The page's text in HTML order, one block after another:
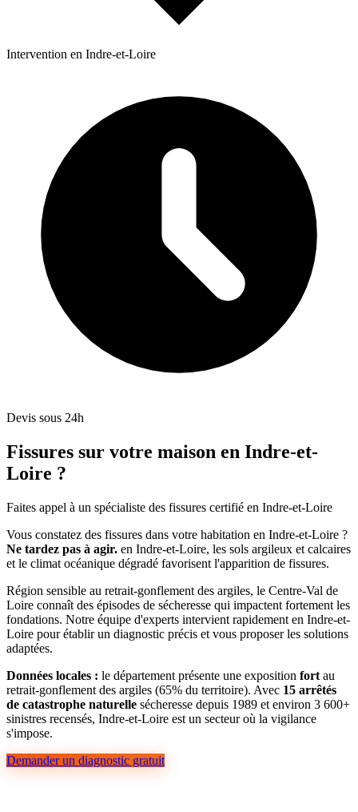
Intervention en Indre-et-Loire
Devis sous 24h
Fissures sur votre maison en Indre-et-
Loire ?
Faites appel à un spécialiste des fissures certifié en Indre-et-Loire
Vous constatez des fissures dans votre habitation en Indre-et-Loire ?
Ne tardez pas à agir. en Indre-et-Loire, les sols argileux et calcaires
et le climat océanique dégradé favorisent l'apparition de fissures.
Région sensible au retrait-gonflement des argiles, le Centre-Val de
Loire connaît des épisodes de sécheresse qui impactent fortement les
fondations. Notre équipe d'experts intervient rapidement en Indre-et-
Loire pour établir un diagnostic précis et vous proposer les solutions
adaptées.
Données locales : le département présente une exposition fort au
retrait-gonflement des argiles (65% du territoire). Avec 15 arrêtés
de catastrophe naturelle sécheresse depuis 1989 et environ 3 600+
sinistres recensés, Indre-et-Loire est un secteur où la vigilance
s'impose.
Demander un diagnostic gratuit